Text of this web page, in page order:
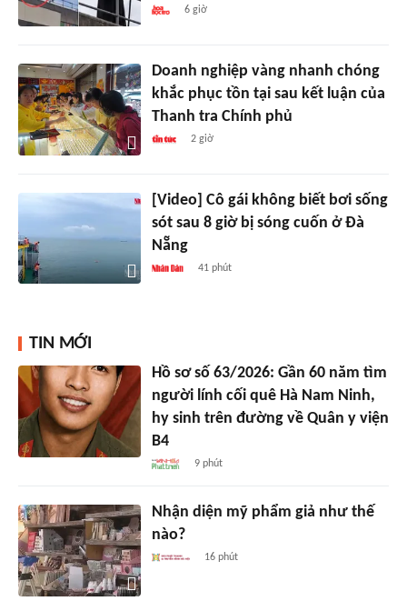
6 giờ
Doanh nghiệp vàng nhanh chóng
khắc phục tồn tại sau kết luận của
Thanh tra Chính phủ
2 giờ
[Video] Cô gái không biết bơi sống
sót sau 8 giờ bị sóng cuốn ở Đà
Nẵng
41 phút
TIN MỚI
Hồ sơ số 63/2026: Gần 60 năm tìm
người lính cối quê Hà Nam Ninh,
hy sinh trên đường về Quân y viện
B4
9 phút
Nhận diện mỹ phẩm giả như thế
nào?
16 phút